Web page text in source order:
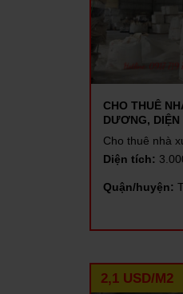
CHO THUÊ
DƯƠNG,
Cho thuê nhà
Diện tích:
Quận/huyện:
2,1 USD/M2